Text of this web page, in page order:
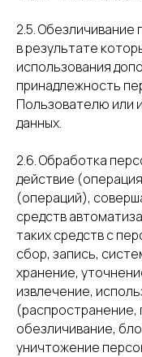
2.5. Обезличивание
в результате
использования
принадлежность
Пользователю или
данных.
2.6. Обработка
действие
(операций),
средств
таких средств с
сбор, запись,
хранение,
извлечение,
(распространение,
обезличивание,
уничтожение